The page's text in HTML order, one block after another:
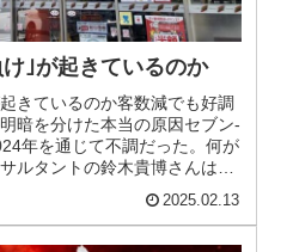
｣が起きているのか
きているのか客数減でも好調
暗を分けた本当の原因セブン‐
年を通じて不調だった。何が
ルタントの鈴木貴博さんは
2025.02.13